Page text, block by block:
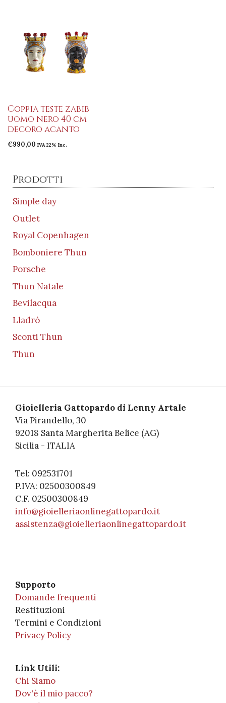
Coppia teste zabib
uomo nero 40 cm
decoro acanto
€990,00 IVA 22% Inc.
Prodotti
Simple day
Outlet
Royal Copenhagen
Bomboniere Thun
Porsche
Thun Natale
Bevilacqua
Lladrò
Sconti Thun
Thun
Gioielleria Gattopardo di Lenny Artale
Via Pirandello, 30
92018 Santa Margherita Belice (AG)
Sicilia - ITALIA
Tel: 092531701
P.IVA: 02500300849
C.F. 02500300849
info@gioielleriaonlinegattopardo.it
assistenza@gioielleriaonlinegattopardo.it
Supporto
Domande frequenti
Restituzioni
Termini e Condizioni
Privacy Policy
Link Utili:
Chi Siamo
Dov'è il mio pacco?